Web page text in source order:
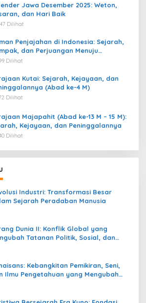
Jawa Desember 2025: Weton,
dan Hari Baik
Dilihat
Penjajahan di Indonesia: Sejarah,
dan Perjuangan Menuju
Dilihat
Kutai: Sejarah, Kejayaan, dan
(Abad ke-4 M)
Dilihat
Majapahit (Abad ke-13 M – 15 M):
Kejayaan, dan Peninggalannya
Dilihat
Industri: Transformasi Besar
Sejarah Peradaban Manusia
Dunia II: Konflik Global yang
Tatanan Politik, Sosial, dan
Kebangkitan Pemikiran, Seni,
Ilmu Pengetahuan yang Mengubah